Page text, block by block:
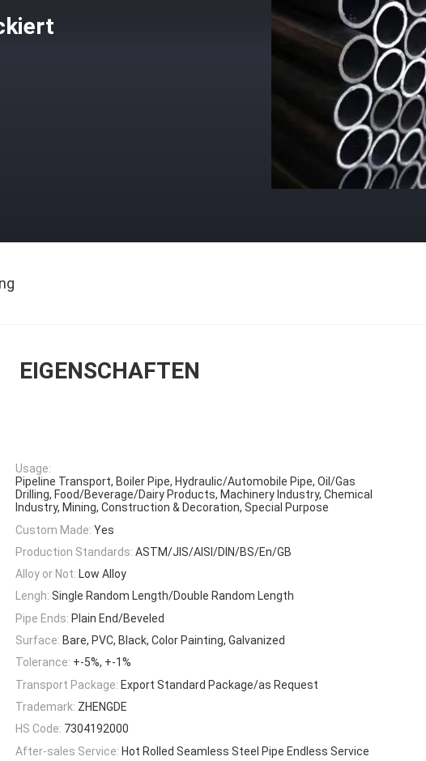
EIGENSCHAFTEN
Usage:
Pipeline Transport, Boiler Pipe, Hydraulic/Automobile Pipe, Oil/Gas
Drilling, Food/Beverage/Dairy Products, Machinery Industry, Chemical
Industry, Mining, Construction & Decoration, Special Purpose
Custom Made: Yes
Production Standards: ASTM/JIS/AISI/DIN/BS/En/GB
Alloy or Not: Low Alloy
Lengh: Single Random Length/Double Random Length
Pipe Ends: Plain End/Beveled
Surface: Bare, PVC, Black, Color Painting, Galvanized
Tolerance: +-5%, +-1%
Transport Package: Export Standard Package/as Request
Trademark: ZHENGDE
HS Code: 7304192000
After-sales Service: Hot Rolled Seamless Steel Pipe Endless Service